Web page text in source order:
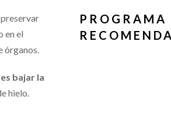
en el
órganos.
bajar la
hielo.
PROGRAMA